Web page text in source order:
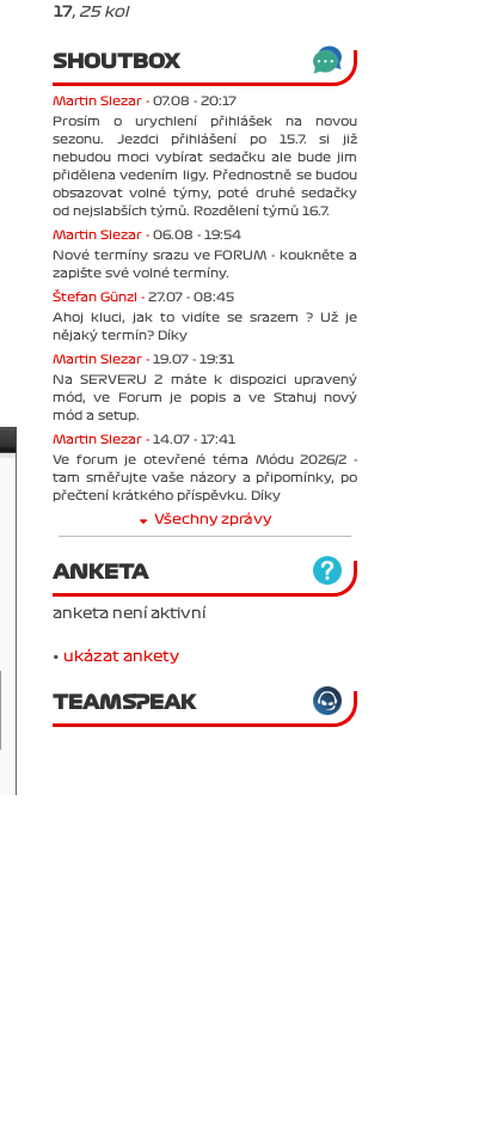
17, 25 kol
SHOUTBOX
Martin Slezar - 07.08 - 20:17
Prosím o urychlení přihlášek na novou
sezonu. Jezdci přihlášení po 15.7. si již
nebudou moci vybírat sedačku ale bude jim
přidělena vedením ligy. Přednostně se budou
obsazovat volné týmy, poté druhé sedačky
od nejslabších týmů. Rozdělení týmů 16.7.
Martin Slezar - 06.08 - 19:54
Nové termíny srazu ve FORUM - koukněte a
zapište své volné termíny.
Štefan Günzl - 27.07 - 08:45
Ahoj kluci, jak to vidíte se srazem ? Už je
nějaký termín? Díky
Martin Slezar - 19.07 - 19:31
Na SERVERU 2 máte k dispozici upravený
mód, ve Forum je popis a ve Stahuj nový
mód a setup.
Martin Slezar - 14.07 - 17:41
Ve forum je otevřené téma Módu 2026/2 -
tam směřujte vaše názory a připomínky, po
přečtení krátkého příspěvku. Díky
Všechny zprávy
ANKETA
anketa není aktivní
• ukázat ankety
TEAMSPEAK